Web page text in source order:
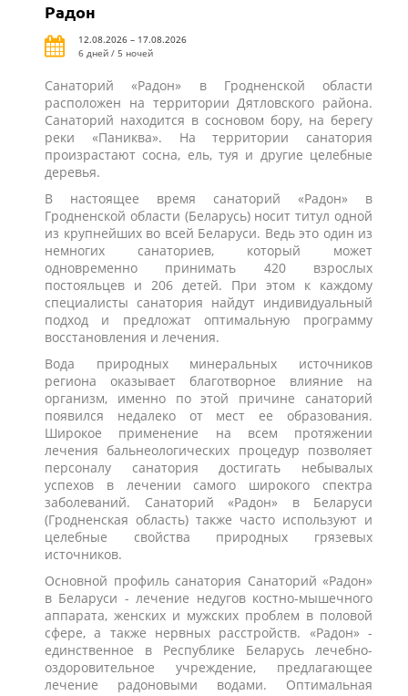
Радон
12.08.2026 – 17.08.2026
6 дней / 5 ночей
Санаторий «Радон» в Гродненской области
расположен на территории Дятловского района.
Санаторий находится в сосновом бору, на берегу
реки «Паниква». На территории санатория
произрастают сосна, ель, туя и другие целебные
деревья.
В настоящее время санаторий «Радон» в
Гродненской области (Беларусь) носит титул одной
из крупнейших во всей Беларуси. Ведь это один из
немногих санаториев, который может
одновременно принимать 420 взрослых
постояльцев и 206 детей. При этом к каждому
специалисты санатория найдут индивидуальный
подход и предложат оптимальную программу
восстановления и лечения.
Вода природных минеральных источников
региона оказывает благотворное влияние на
организм, именно по этой причине санаторий
появился недалеко от мест ее образования.
Широкое применение на всем протяжении
лечения бальнеологических процедур позволяет
персоналу санатория достигать небывалых
успехов в лечении самого широкого спектра
заболеваний. Санаторий «Радон» в Беларуси
(Гродненская область) также часто используют и
целебные свойства природных грязевых
источников.
Основной профиль санатория Санаторий «Радон»
в Беларуси - лечение недугов костно-мышечного
аппарата, женских и мужских проблем в половой
сфере, а также нервных расстройств. «Радон» -
единственное в Республике Беларусь лечебно-
оздоровительное учреждение, предлагающее
лечение радоновыми водами. Оптимальная